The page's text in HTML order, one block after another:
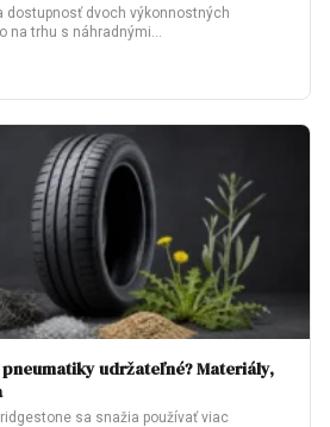
dostupnosť dvoch výkonnostných
na trhu s náhradnými…
udržateľné? Materiály,
sa snažia používať viac